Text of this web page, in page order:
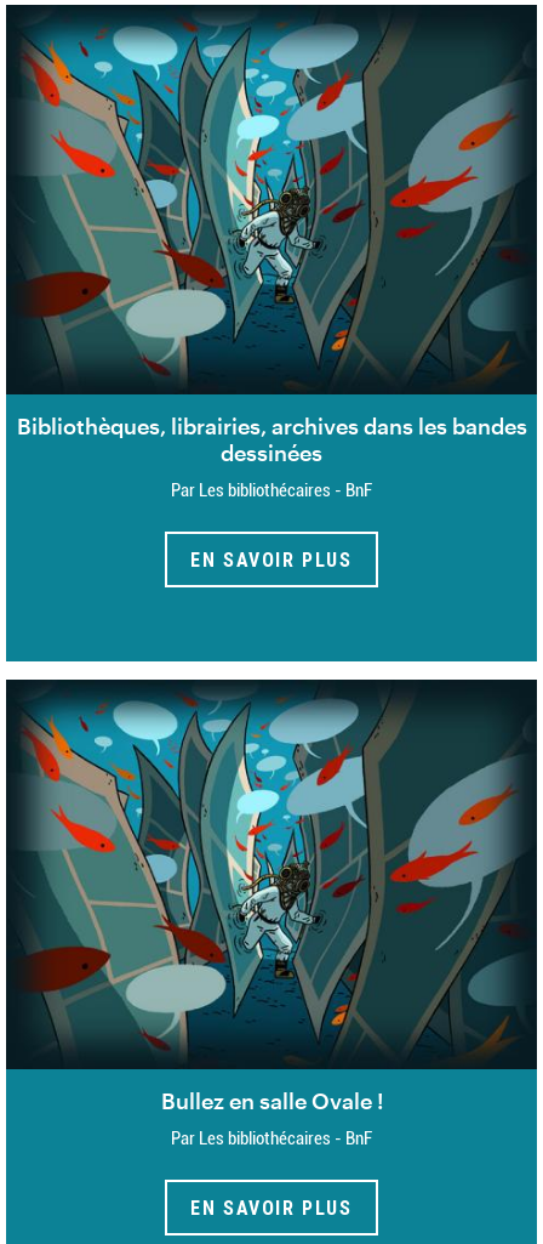
Bibliothèques, librairies, archives dans les bandes
dessinées
Par Les bibliothécaires - BnF
EN SAVOIR PLUS
Bullez en salle Ovale !
Par Les bibliothécaires - BnF
EN SAVOIR PLUS